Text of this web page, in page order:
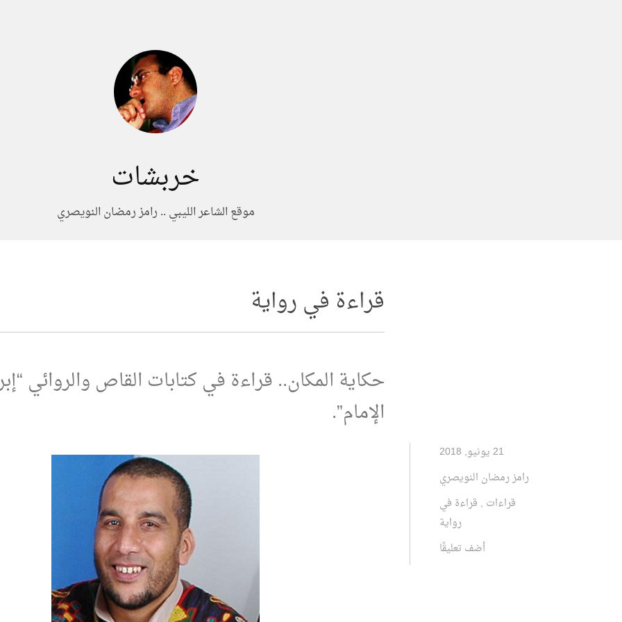
خربشات
موقع الشاعر الليبي .. رامز رمضان النويصري
قراءة في رواية
حكاية المكان.. قراءة في كتابات القاص والروائي
الإمام”.
21 يونيو, 2018
رامز رمضان النويصري
قراءات , قراءة في
رواية
أضف تعليقًا